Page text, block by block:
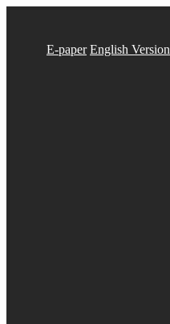
E-paper English Version